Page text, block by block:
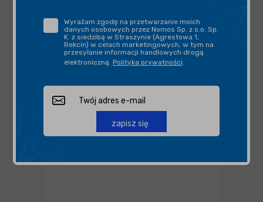
Wyrażam zgodę na przetwarzanie moich
danych osobowych przez Nomos Sp. z o.o. Sp.
K. z siedzibą w Straszynie (Agrestowa 1,
Rekcin) w celach marketingowych, w tym na
przesyłanie informacji handlowych drogą
elektroniczną. Polityka prywatności.
zapisz się